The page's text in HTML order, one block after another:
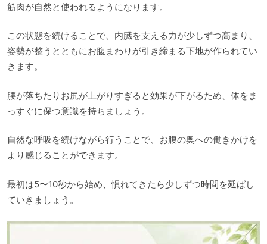
筋肉が自然と使われるようになります。
この状態を続けることで、内臓を支える力が少しずつ高まり、
姿勢が整うとともにお腹まわりが引き締まる下地が作られてい
きます。
腰が落ちたりお尻が上がりすぎると効果が下がるため、体をま
っすぐに保つ意識を持ちましょう。
自然な呼吸を続けながら行うことで、お腹の奥への働きかけを
より感じることができます。
最初は5〜10秒から始め、慣れてきたら少しずつ時間を延ばし
ていきましょう。